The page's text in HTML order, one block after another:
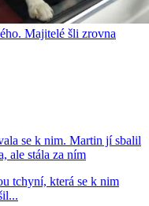
Majitelé šli zrovna
se k nim. Martin jí sbalil
ale stála za ním
tchyní, která se k nim